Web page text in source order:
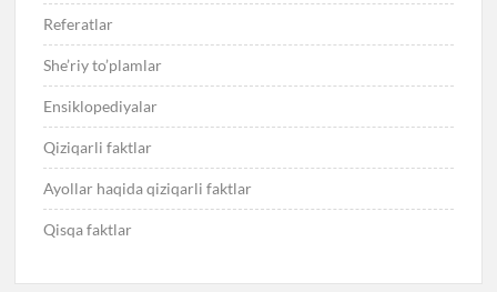
Referatlar
She’riy to’plamlar
Ensiklopediyalar
Qiziqarli faktlar
Ayollar haqida qiziqarli faktlar
Qisqa faktlar